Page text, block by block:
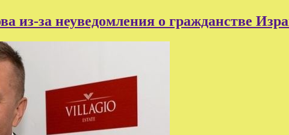
из-за неуведомления о гражданстве